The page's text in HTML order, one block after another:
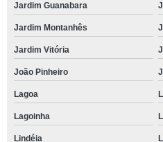
Jardim Guanabara
Jardim Montanhês
Jardim Vitória
João Pinheiro
Lagoa
Lagoinha
Lindéia